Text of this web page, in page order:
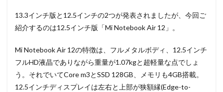
13.3インチ版と12.5インチの2つが発表されましたが、今回ご
紹介するのは12.5インチ版「Mi Notebook Air 12」。
Mi Notebook Air 12の特徴は、フルメタルボディ、12.5インチ
フルHD液晶でありながら重量が1.07kgと超軽量な点でしょ
う。それでいてCore m3とSSD 128GB、メモリも4GB搭載。
12.5インチディスプレイは左右と上部が狭額縁(Edge-to-